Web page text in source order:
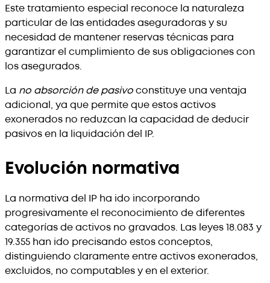
Este tratamiento especial reconoce la naturaleza
particular de las entidades aseguradoras y su
necesidad de mantener reservas técnicas para
garantizar el cumplimiento de sus obligaciones con
los asegurados.
La no absorción de pasivoconstituye una ventaja
adicional, ya que permite que estos activos
exonerados no reduzcan la capacidad de deducir
pasivos en la liquidación del IP.
Evolución normativa
La normativa del IP ha ido incorporando
progresivamente el reconocimiento de diferentes
categorías de activos no gravados. Las leyes 18.083 y
19.355 han ido precisando estos conceptos,
distinguiendo claramente entre activos exonerados,
excluidos, no computables y en el exterior.